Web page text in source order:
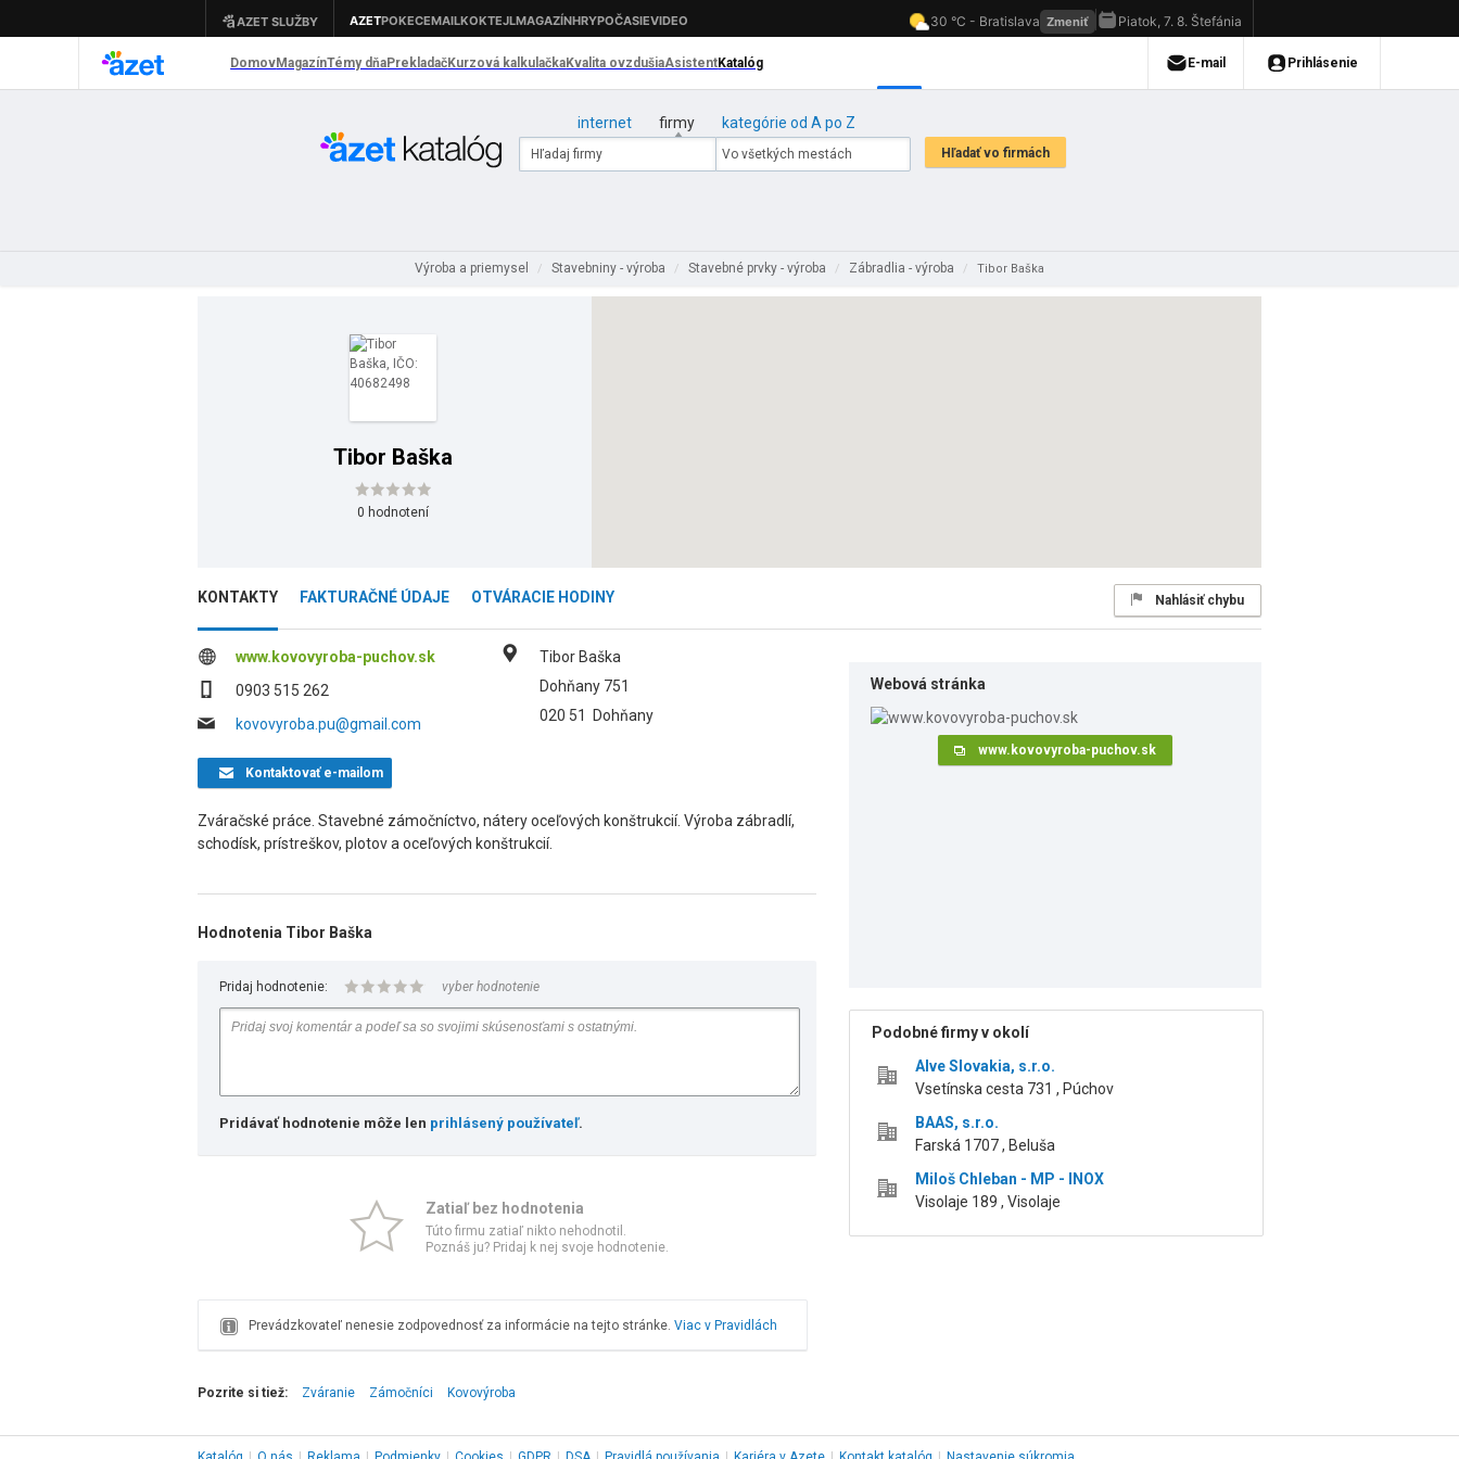
internet firmy kategórie od A po Z
Výroba a priemysel / Stavebniny - výroba / Stavebné prvky - výroba / Zábradlia - výroba / Tibor Baška
Tibor Baška
0 hodnotení
KONTAKTY FAKTURAČNÉ ÚDAJE OTVÁRACIE HODINY Nahlásiť chybu
www.kovovyroba-puchov.sk
0903 515 262
kovovyroba.pu@gmail.com
Tibor Baška
Dohňany 751
020 51
Dohňany
Kontaktovaťe-mailom
Zváračské práce. Stavebné zámočníctvo, nátery oceľových konštrukcií. Výroba zábradlí,
schodísk, prístreškov, plotov a oceľových konštrukcií.
Hodnotenia Tibor Baška
Pridaj hodnotenie: vyber hodnotenie
Pridávať hodnotenie môže len prihlásený používateľ.
Zatiaľ bez hodnotenia
Túto firmu zatiaľ nikto nehodnotil.
Poznáš ju? Pridaj k nej svoje hodnotenie.
Prevádzkovateľ nenesie zodpovednosť za informácie na tejto stránke. Viac v Pravidlách
Webová stránka
www.kovovyroba-puchov.sk
Podobné firmy v okolí
Alve Slovakia, s.r.o.
Vsetínska cesta 731 , Púchov
BAAS, s.r.o.
Farská 1707 , Beluša
Miloš Chleban - MP - INOX
Visolaje 189 , Visolaje
Pozrite si tiež: Zváranie Zámočníci Kovovýroba